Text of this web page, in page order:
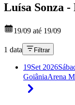
Luísa Sonza
19/09 até 19/09
1 data Filtrar
19Set 2026
GoiâniaArena